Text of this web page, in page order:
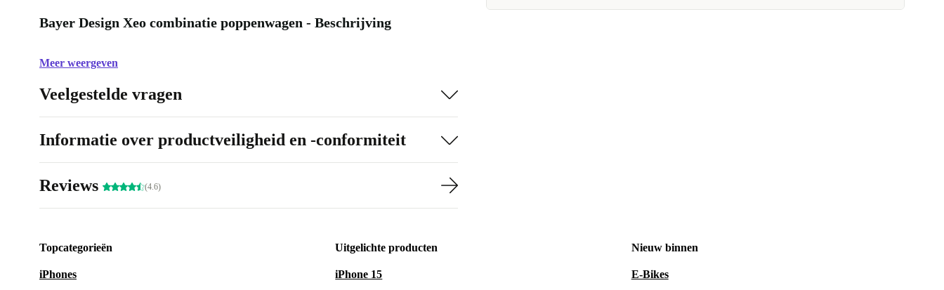
Bayer Design Xeo combinatie poppenwagen - Beschrijving
Meer weergeven
Veelgestelde vragen
Informatie over productveiligheid en -conformiteit
Reviews (4.6)
Topcategorieën
iPhones
Uitgelichte producten
iPhone 15
Nieuw binnen
E-Bikes